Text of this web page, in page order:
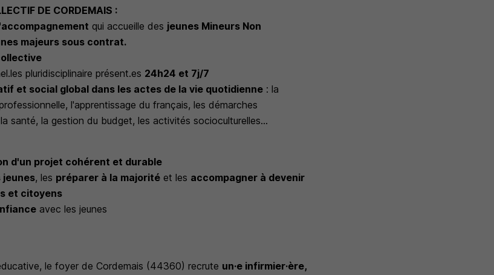
DE CORDEMAIS :
qui accueille des jeunes Mineurs Non
majeurs sous contrat.
pluridisciplinaire présent.es 24h24 et 7j/7
et social global dans les actes de la vie quotidienne :la
l'apprentissage du français, les démarches
santé, la gestion du budget, les activités socioculturelles...
d'un projet cohérent et durable
jeunes, les préparer à la majorité et les accompagner à devenir
et citoyens
avec les jeunes
le foyer de Cordemais (44360) recrute un·e infirmier·ère,